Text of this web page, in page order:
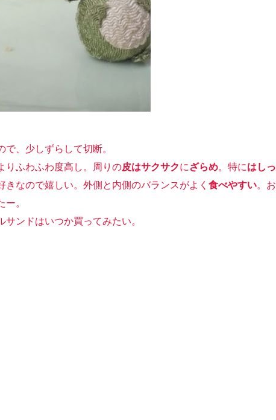
、少しずらして切断。
りふわふわ度高し。周りの皮はサクサクにざらめ。特にはしっ
きなので嬉しい。外側と内側のバランスがよく 食べやすい。お
。
ンドはいつか買ってみたい。